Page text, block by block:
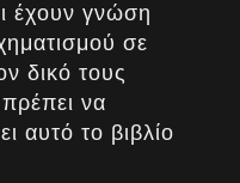
έχουν γνώση
σε
δικό τους
να
αυτό το βιβλίο